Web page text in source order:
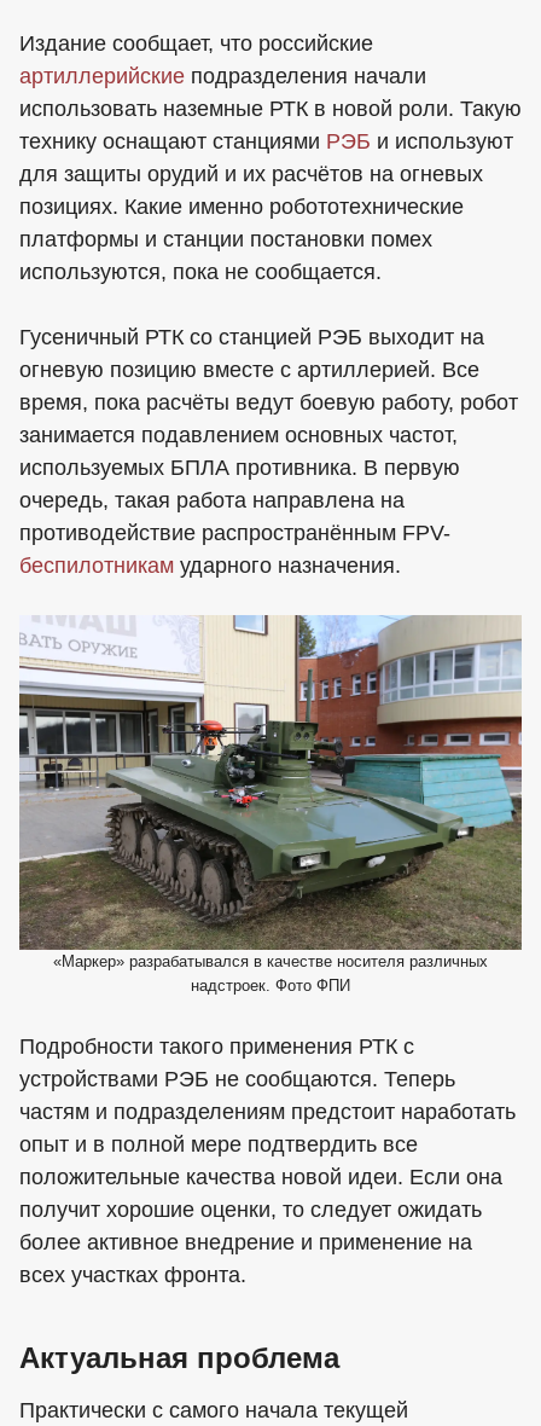
Издание сообщает, что российские
артиллерийские подразделения начали
использовать наземные РТК в новой роли. Такую
технику оснащают станциями РЭБ и используют
для защиты орудий и их расчётов на огневых
позициях. Какие именно робототехнические
платформы и станции постановки помех
используются, пока не сообщается.
Гусеничный РТК со станцией РЭБ выходит на
огневую позицию вместе с артиллерией. Все
время, пока расчёты ведут боевую работу, робот
занимается подавлением основных частот,
используемых БПЛА противника. В первую
очередь, такая работа направлена на
противодействие распространённым FPV-
беспилотникам ударного назначения.
«Маркер» разрабатывался в качестве носителя различных
надстроек. Фото ФПИ
Подробности такого применения РТК с
устройствами РЭБ не сообщаются. Теперь
частям и подразделениям предстоит наработать
опыт и в полной мере подтвердить все
положительные качества новой идеи. Если она
получит хорошие оценки, то следует ожидать
более активное внедрение и применение на
всех участках фронта.
Актуальная проблема
Практически с самого начала текущей